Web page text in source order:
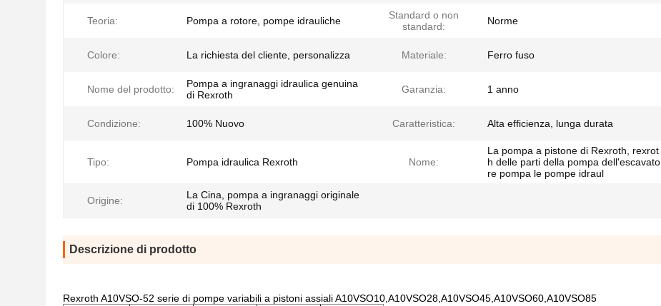
Teoria: Pompa a rotore, pompe idrauliche
Standard o non
standard:
Norme
Colore: La richiesta del cliente, personalizza Materiale: Ferro fuso
Nome del prodotto:
Pompa a ingranaggi idraulica genuina
di Rexroth
Garanzia: 1 anno
Condizione: 100% Nuovo Caratteristica: Alta efficienza, lunga durata
Tipo: Pompa idraulica Rexroth Nome:
La pompa a pistone di Rexroth, rexrot
h delle parti della pompa dell'escavato
re pompa le pompe idraul
Origine:
La Cina, pompa a ingranaggi originale
di 100% Rexroth
Descrizione di prodotto
Rexroth A10VSO-52 serie di pompe variabili a pistoni assiali A10VSO10,A10VSO28,A10VSO45,A10VSO60,A10VSO85